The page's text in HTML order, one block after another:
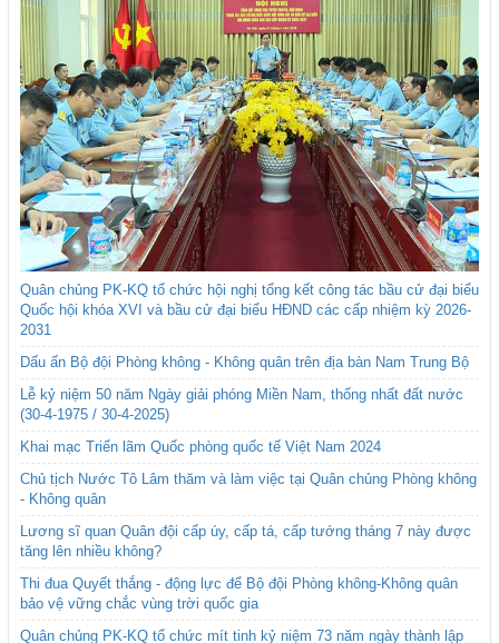
Quân chủng PK-KQ tổ chức hội nghị tổng kết công tác bầu cử đại biểu
Quốc hội khóa XVI và bầu cử đại biểu HĐND các cấp nhiệm kỳ 2026-
2031
Dấu ấn Bộ đội Phòng không - Không quân trên địa bàn Nam Trung Bộ
Lễ kỷ niệm 50 năm Ngày giải phóng Miền Nam, thống nhất đất nước
(30-4-1975 / 30-4-2025)
Khai mạc Triển lãm Quốc phòng quốc tế Việt Nam 2024
Chủ tịch Nước Tô Lâm thăm và làm việc tại Quân chủng Phòng không
- Không quân
Lương sĩ quan Quân đội cấp úy, cấp tá, cấp tướng tháng 7 này được
tăng lên nhiều không?
Thi đua Quyết thắng - động lực để Bộ đội Phòng không-Không quân
bảo vệ vững chắc vùng trời quốc gia
Quân chủng PK-KQ tổ chức mít tinh kỷ niệm 73 năm ngày thành lập